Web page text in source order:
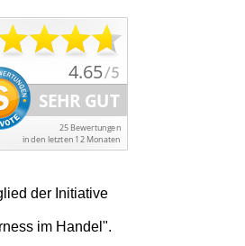
der Initiative
im Handel".